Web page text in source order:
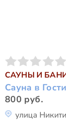
САУНЫ И
Сауна в
800 руб.
улица